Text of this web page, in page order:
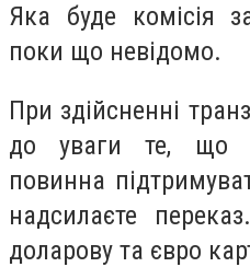
Яка буде комісія
поки що невідомо.
При здійсненні
до уваги те, що
повинна
надсилаєте
доларову та євро